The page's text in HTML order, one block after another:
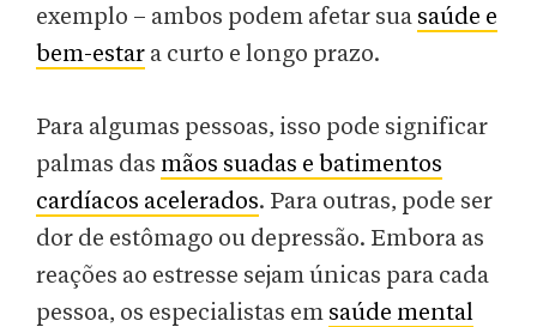
exemplo – ambos podem afetar sua saúde e
bem-estar a curto e longo prazo.
Para algumas pessoas, isso pode significar
palmas das mãos suadas e batimentos
cardíacos acelerados. Para outras, pode ser
dor de estômago ou depressão. Embora as
reações ao estresse sejam únicas para cada
pessoa, os especialistas em saúde mental